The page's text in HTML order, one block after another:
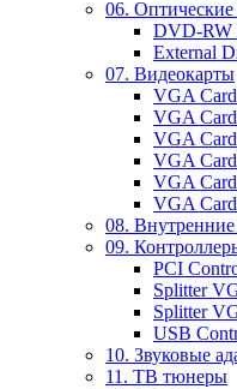
06.
DVD-RW
External
07. Видеокарты
VGA
VGA
VGA
VGA
VGA
VGA
08.
09.
PCI
Splitter
Splitter
USB
10. Звуковые
11. ТВ тюнеры